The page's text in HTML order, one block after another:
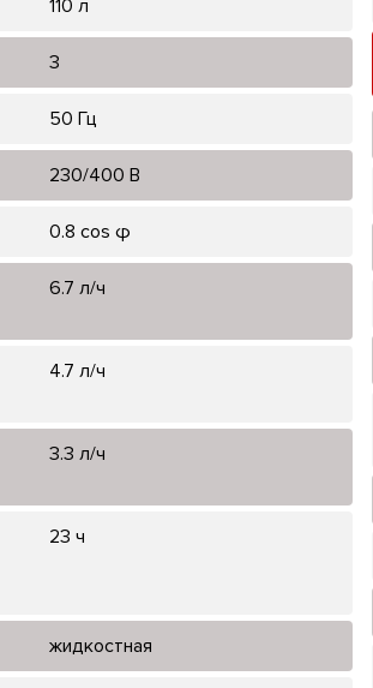
110 л
3
50 Гц
230/400 В
0.8 cos φ
6.7 л/ч
4.7 л/ч
3.3 л/ч
23 ч
жидкостная